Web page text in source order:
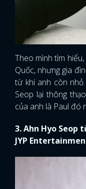
Theo mình tìm
Quốc, nhưng gia
từ khi anh còn
Seop lại thông
của anh là Paul đó
3. Ahn Hyo
JYP